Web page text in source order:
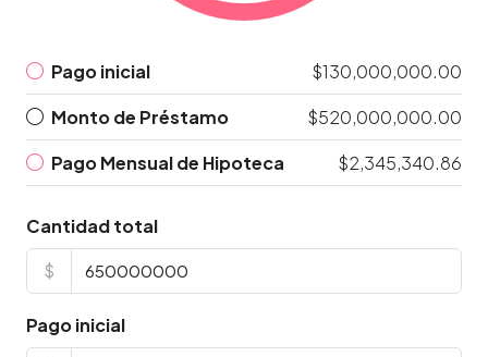
Pago inicial
$130,000,000.00
Monto de Préstamo
$520,000,000.00
Pago Mensual de Hipoteca
$2,345,340.86
Cantidad total
$
Pago inicial